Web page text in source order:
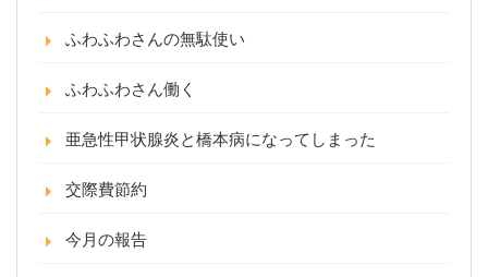
ふわふわさんの無駄使い
ふわふわさん働く
亜急性甲状腺炎と橋本病になってしまった
交際費節約
今月の報告